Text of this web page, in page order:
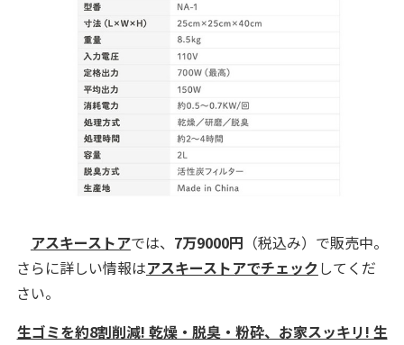
アスキーストアでは、 7万9000円 （税込み）で販売中。
さらに詳しい情報はアスキーストアでチェックしてくだ
さい。
生ゴミを約8割削減! 乾燥・脱臭・粉砕、お家スッキリ! 生